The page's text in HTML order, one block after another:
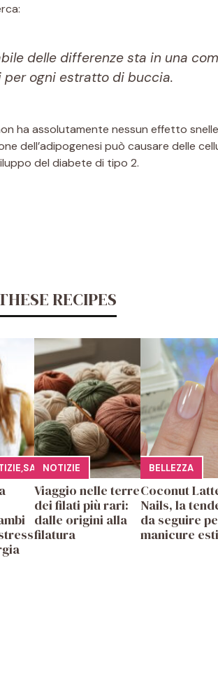
delle differenze sta in una
ogni estratto di buccia.
ha assolutamente nessun effetto
dell’adipogenesi può causare delle
del diabete di tipo 2.
RECIPES
,SALUTENOTIZIE
Viaggio nelle terre
dei filati più rari:
dalle origini alla
filatura
BELLEZZA
Coconut
Nails, la
da seguire
manicure